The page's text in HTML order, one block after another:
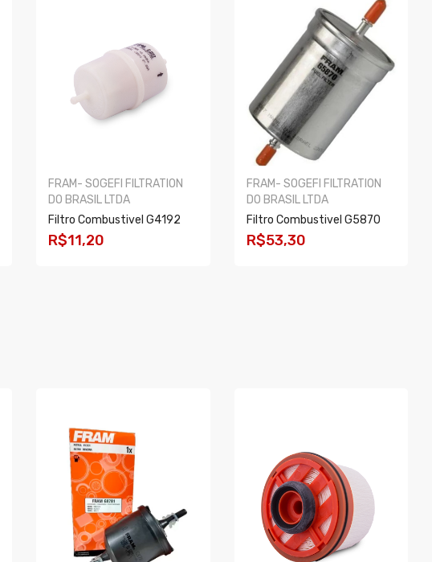
FRAM- SOGEFI FILTRATION
DO BRASIL LTDA
Filtro Combustivel G4192
R$11,20
FRAM- SOGEFI FILTRATION
DO BRASIL LTDA
Filtro Combustivel G5870
R$53,30